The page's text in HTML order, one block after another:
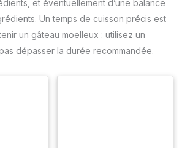
et éventuellement d’une balance
Un temps de cuisson précis est
un gâteau moelleux : utilisez un
dépasser la durée recommandée.